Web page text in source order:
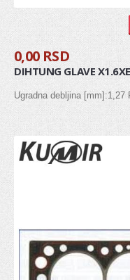
Homokinetički zglob
Zglob kardana
SISTEM UPRAVLJANJA
Manžetna letve
Kraj letve volana
Kraj spone
Ležaj točka
0,00 RSD
DIHTUNG GLAVE
Ugradna debljina